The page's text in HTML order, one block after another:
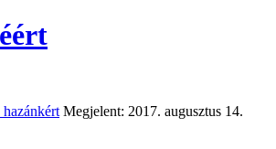
Megjelent: 2017. augusztus 14.